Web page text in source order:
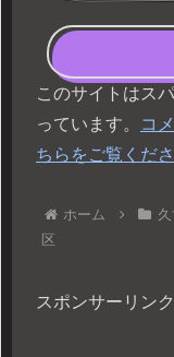
このサイトはス
っています。
コ
ちらをご覧くだ
ホーム
区
スポンサーリンク